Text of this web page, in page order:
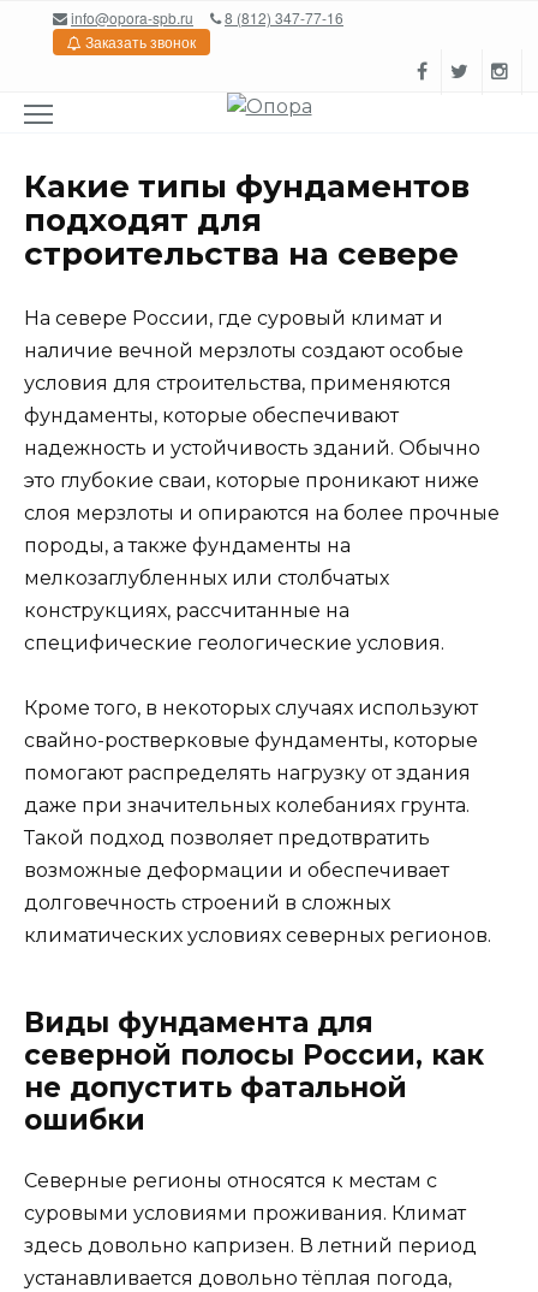
Перейтиinfo@opora-spb.ru
8 (812) 347-77-16
Заказать звонок
Какие типы фундаментов
подходят для
строительства на севере
На севере России, где суровый климат и
наличие вечной мерзлоты создают особые
условия для строительства, применяются
фундаменты, которые обеспечивают
надежность и устойчивость зданий. Обычно
это глубокие сваи, которые проникают ниже
слоя мерзлоты и опираются на более прочные
породы, а также фундаменты на
мелкозаглубленных или столбчатых
конструкциях, рассчитанные на
специфические геологические условия.
Кроме того, в некоторых случаях используют
свайно-ростверковые фундаменты, которые
помогают распределять нагрузку от здания
даже при значительных колебаниях грунта.
Такой подход позволяет предотвратить
возможные деформации и обеспечивает
долговечность строений в сложных
климатических условиях северных регионов.
Виды фундамента для
северной полосы России, как
не допустить фатальной
ошибки
Северные регионы относятся к местам с
суровыми условиями проживания. Климат
здесь довольно капризен. В летний период
устанавливается довольно тёплая погода,